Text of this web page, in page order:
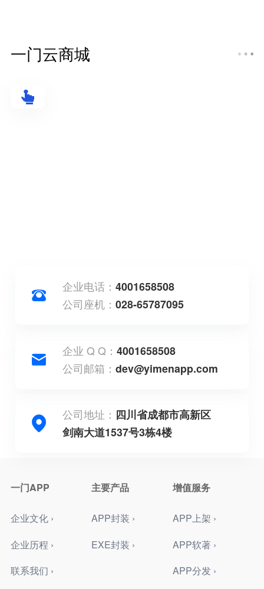
一门云商城
企业电话：4001658508
公司座机：028-65787095
企业 Q Q：4001658508
公司邮箱：dev@yimenapp.com
公司地址： 四川省成都市高新区
剑南大道1537号3栋4楼
一门APP
企业文化 ›
企业历程 ›
联系我们 ›
主要产品
APP封装 ›
EXE封装 ›
增值服务
APP上架 ›
APP软著 ›
APP分发 ›